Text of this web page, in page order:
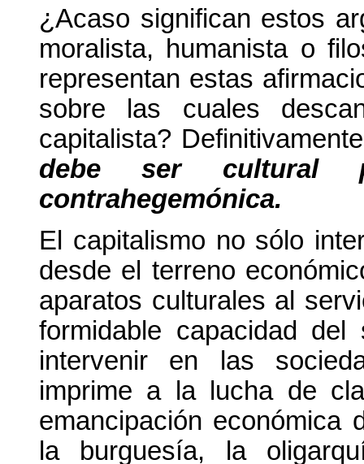
¿Acaso significan estos
moralista, humanista o
representan estas
sobre las cuales
capitalista?
debe ser cultural
contrahegemónica.
El capitalismo no sólo
desde el terreno
aparatos culturales al
formidable capacidad del
intervenir en las
imprime a la lucha de
emancipación económica
la burguesía, la